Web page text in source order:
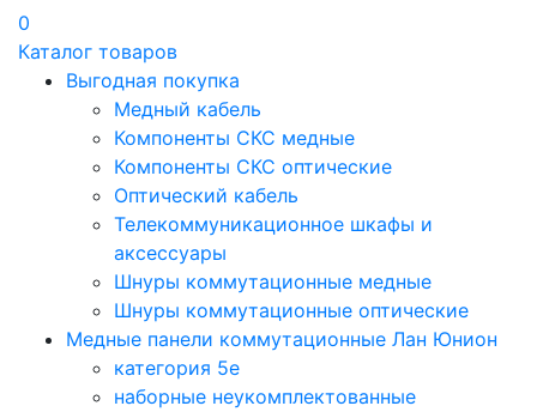
0
Каталог товаров
Выгодная покупка
Медный кабель
Компоненты СКС медные
Компоненты СКС оптические
Оптический кабель
Телекоммуникационное шкафы и
аксессуары
Шнуры коммутационные медные
Шнуры коммутационные оптические
Медные панели коммутационные Лан Юнион
категория 5e
наборные неукомплектованные